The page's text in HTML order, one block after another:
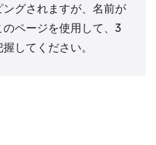
グされますが、名前が
ページを使用して、3
してください。